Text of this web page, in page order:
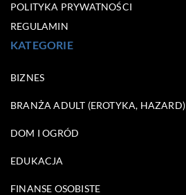
POLITYKA PRYWATNOŚCI
REGULAMIN
KATEGORIE
BIZNES
BRANŻA ADULT (EROTYKA, HAZARD)
DOM I OGRÓD
EDUKACJA
FINANSE OSOBISTE